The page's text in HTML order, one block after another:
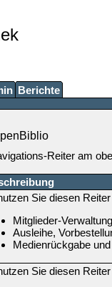
Berichte
Reiter am
Sie diesen
Mitglieder-
Ausleihe,
Medienrückgabe
Sie diesen